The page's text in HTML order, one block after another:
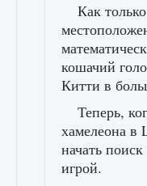
Как
кошачий
Китти в
Теперь,
хамелеона
начать
игрой.